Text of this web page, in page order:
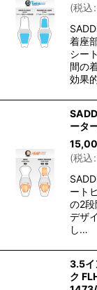
(税込:
着座
シー
間の
効果
ータ
(税込:
ート
の2段
デザ
し…
3.5イ
ク